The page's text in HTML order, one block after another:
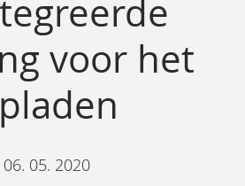
voor het
06. 05. 2020